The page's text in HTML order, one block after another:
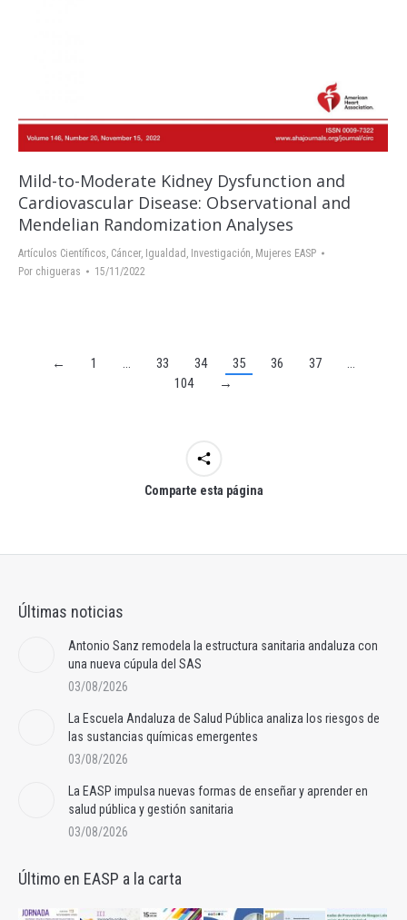
Mild-to-Moderate Kidney Dysfunction and
Cardiovascular Disease: Observational and
Mendelian Randomization Analyses
Artículos Científicos, Cáncer, Igualdad , Investigación, Mujeres EASP
Por chigueras 15/11/2022
← 1 … 33 34 35 36 37
…
104
→
Comparte esta página
Últimas noticias
Antonio Sanz remodela la estructura sanitaria andaluza con
una nueva cúpula del SAS
03/08/2026
La Escuela Andaluza de Salud Pública analiza los riesgos de
las sustancias químicas emergentes
03/08/2026
La EASP impulsa nuevas formas de enseñar y aprender en
salud pública y gestión sanitaria
03/08/2026
Último en EASP a la carta